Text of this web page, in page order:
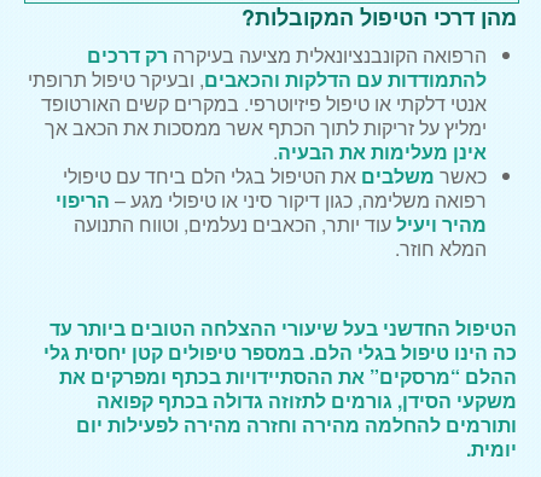
מהן דרכי הטיפול המקובלות?
הרפואה הקונבנציונאלית מציעה בעיקרה רק דרכים
להתמודדות עם הדלקות והכאבים, ובעיקר טיפול תרופתי
אנטי דלקתי או טיפול פיזיוטרפי. במקרים קשים האורטופד
ימליץ על זריקות לתוך הכתף אשר ממסכות את הכאב אך
אינן מעלימות את הבעיה.
כאשר משלבים את הטיפול בגלי הלם ביחד עם טיפולי
רפואה משלימה, כגון דיקור סיני או טיפולי מגע – הריפוי
מהיר ויעילעוד יותר, הכאבים נעלמים, וטווח התנועה
המלא חוזר.
הטיפול החדשני בעל שיעורי ההצלחה הטובים ביותר עד
כה הינו טיפול בגלי הלם. במספר טיפולים קטן יחסית גלי
ההלם “מרסקים” את ההסתיידויות בכתף ומפרקים את
משקעי הסידן, גורמים לתזוזה גדולה בכתף קפואה
ותורמים להחלמה מהירה וחזרה מהירה לפעילות יום
יומית.